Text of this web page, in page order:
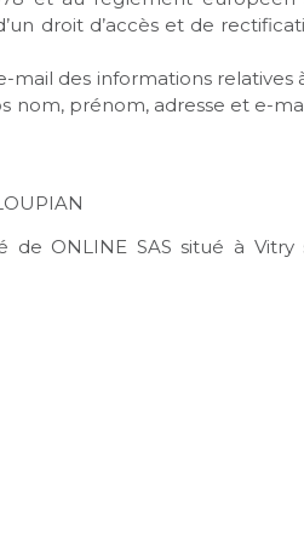
droit d’accès et de
des informations relatives
nom, prénom, adresse et e-
ONLINE SAS situé à Vitry